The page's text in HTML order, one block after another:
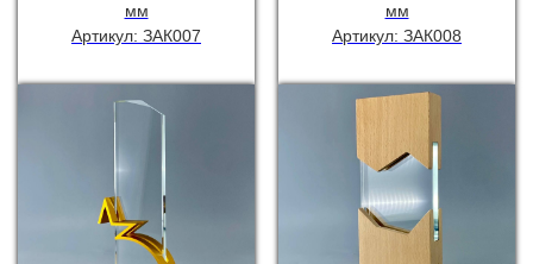
мм
Артикул: ЗАК007
мм
Артикул: ЗАК008